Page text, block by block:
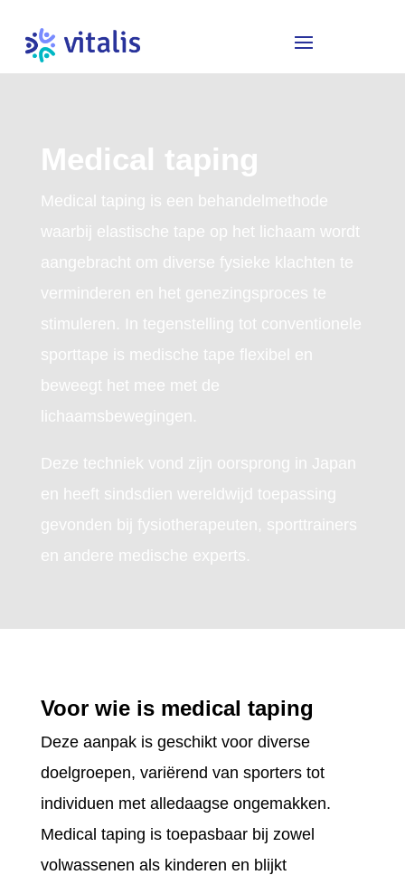
Medical taping
Medical taping is een behandelmethode
waarbij elastische tape op het lichaam wordt
aangebracht om diverse fysieke klachten te
verminderen en het genezingsproces te
stimuleren. In tegenstelling tot conventionele
sporttape is medische tape flexibel en
beweegt het mee met de
lichaamsbewegingen.
Deze techniek vond zijn oorsprong in Japan
en heeft sindsdien wereldwijd toepassing
gevonden bij fysiotherapeuten, sporttrainers
en andere medische experts.
Voor wie is medical taping
Deze aanpak is geschikt voor diverse
doelgroepen, variërend van sporters tot
individuen met alledaagse ongemakken.
Medical taping is toepasbaar bij zowel
volwassenen als kinderen en blijkt